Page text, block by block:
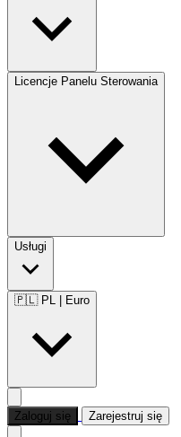
Licencje Panelu Sterowania
Usługi
🇵🇱 PL Euro
Zaloguj się Zarejestruj się